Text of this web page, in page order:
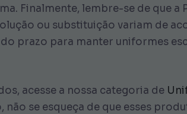
Finalmente, lembre-se de que a
ou substituição variam de
prazo para manter uniformes
acesse a nossa categoria de
se esqueça de que esses